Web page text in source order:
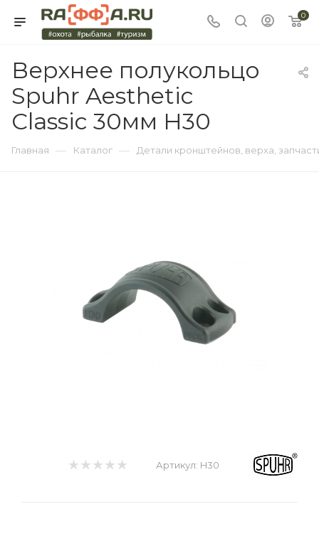
0
Верхнее полукольцо
Spuhr Aesthetic
Classic 30мм H30
Главная — Каталог — Детали кронштейнов, верха,
Артикул: H30